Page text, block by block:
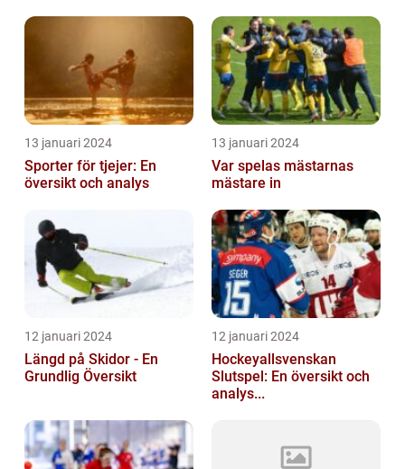
13 januari 2024
Sporter för tjejer: En
översikt och analys
13 januari 2024
Var spelas mästarnas
mästare in
12 januari 2024
Längd på Skidor - En
Grundlig Översikt
12 januari 2024
Hockeyallsvenskan
Slutspel: En översikt och
analys...